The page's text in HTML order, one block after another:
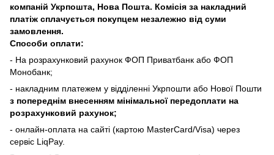
компаній Укрпошта, Нова Пошта. Комісія за накладний
платіж сплачується покупцем незалежно від суми
замовлення.
Способи оплати:
- На розрахунковий рахунок ФОП Приватбанк або ФОП
Монобанк;
- накладним платежем у відділенні Укрпошти або Нової Пошти
з попереднім внесенням мінімальної передоплати на
розрахунковий рахунок;
- онлайн-оплата на сайті (картою MasterCard/Visa) через
сервіс LiqPay.